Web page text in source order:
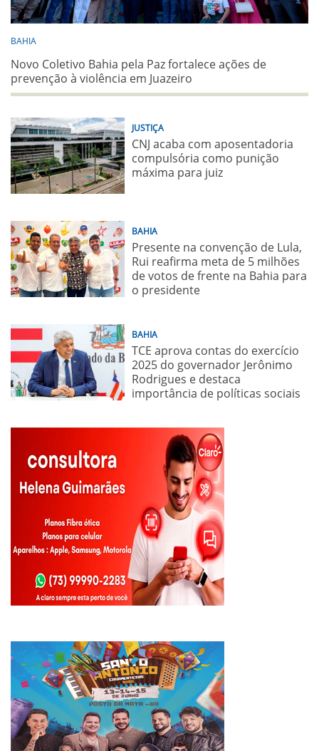
BAHIA
Novo Coletivo Bahia pela Paz fortalece ações de
prevenção à violência em Juazeiro
JUSTIÇA
CNJ acaba com aposentadoria
compulsória como punição
máxima para juiz
BAHIA
Presente na convenção de Lula,
Rui reafirma meta de 5 milhões
de votos de frente na Bahia para
o presidente
BAHIA
TCE aprova contas do exercício
2025 do governador Jerônimo
Rodrigues e destaca
importância de políticas sociais